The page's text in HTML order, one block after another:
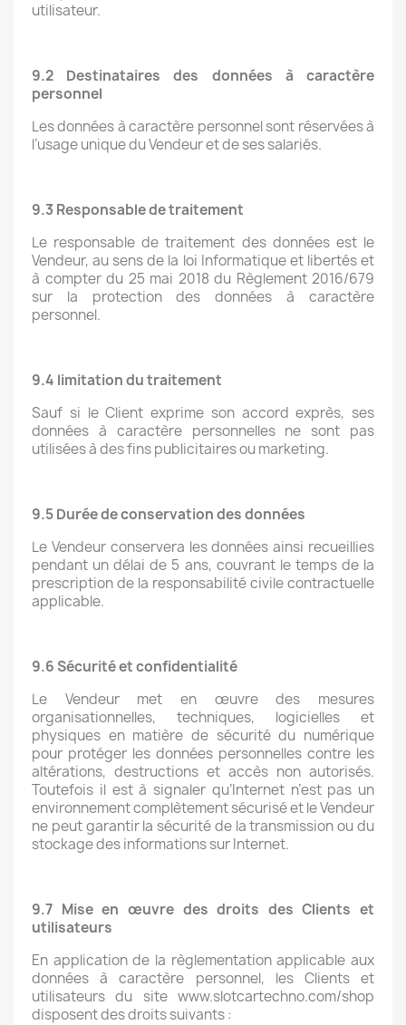
utilisateur.
9.2 Destinataires des données à caractère
personnel
Les données à caractère personnel sont réservées à
l’usage unique du Vendeur et de ses salariés.
9.3 Responsable de traitement
Le responsable de traitement des données est le
Vendeur, au sens de la loi Informatique et libertés et
à compter du 25 mai 2018 du Règlement 2016/679
sur la protection des données à caractère
personnel.
9.4 limitation du traitement
Sauf si le Client exprime son accord exprès, ses
données à caractère personnelles ne sont pas
utilisées à des fins publicitaires ou marketing.
9.5 Durée de conservation des données
Le Vendeur conservera les données ainsi recueillies
pendant un délai de 5 ans, couvrant le temps de la
prescription de la responsabilité civile contractuelle
applicable.
9.6 Sécurité et confidentialité
Le Vendeur met en œuvre des mesures
organisationnelles, techniques, logicielles et
physiques en matière de sécurité du numérique
pour protéger les données personnelles contre les
altérations, destructions et accès non autorisés.
Toutefois il est à signaler qu’Internet n’est pas un
environnement complètement sécurisé et le Vendeur
ne peut garantir la sécurité de la transmission ou du
stockage des informations sur Internet.
9.7 Mise en œuvre des droits des Clients et
utilisateurs
En application de la règlementation applicable aux
données à caractère personnel, les Clients et
utilisateurs du site www.slotcartechno.com/shop
disposent des droits suivants :